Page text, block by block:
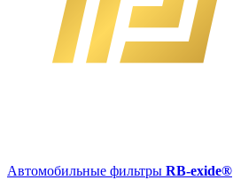
Автомобильные фильтры RB-exide®